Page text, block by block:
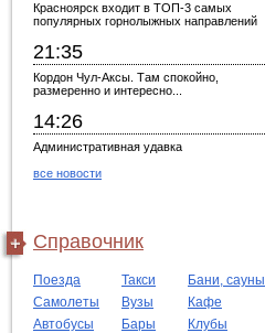
Красноярск входит в ТОП-3 самых
популярных горнолыжных направлений
21:35
Кордон Чул-Аксы. Там спокойно,
размеренно и интересно...
14:26
Административная удавка
все новости
Справочник
Поезда Такси
Бани, сауны
Самолеты
Вузы
Кафе
Автобусы
Бары Клубы